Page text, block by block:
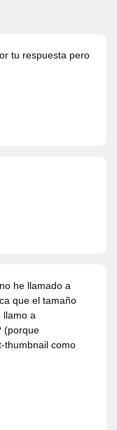
tu respuesta pero
he llamado a
que el tamaño
llamo a
(porque
thumbnail como